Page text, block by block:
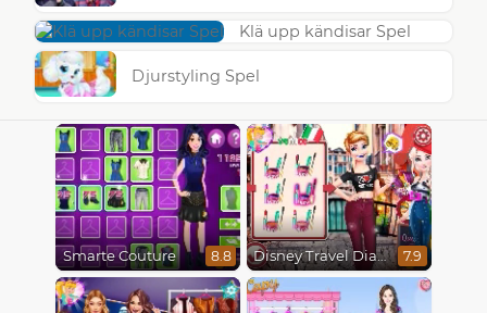
Klä upp kändisar Spel
Djurstyling Spel
Smarte Couture 8.8 Disney Travel Diaries: City Break 7.9